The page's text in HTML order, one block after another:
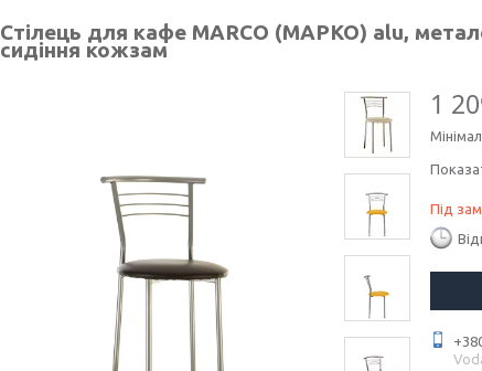
Стілець для кафе MARCO (МАРКО) alu,
сидіння кожзам
1
Під